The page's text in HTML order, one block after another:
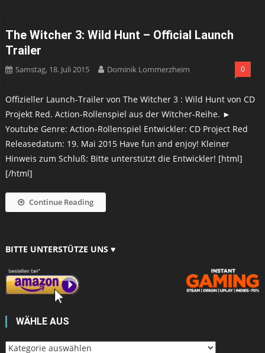
The Witcher 3: Wild Hunt – Official Launch
Trailer
Samstag, 18. Juli 2015 Dominik Lommerzheim 0
Offizieller Launch-Trailer von The Witcher 3 : Wild Hunt von CD
Projekt Red. Action-Rollenspiel aus der Witcher-Reihe. ►
Youtube Genre: Action-Rollenspiel Entwickler: CD Project Red
Releasedatum: 19. Mai 2015 Have fun and enjoy! Kleiner
Hinweis zum Schluß: Bitte unterstützt die Entwickler! [html]
[/html]
Continue Reading
BITTE UNTERSTÜTZE UNS ♥
WÄHLE AUS
Wähle